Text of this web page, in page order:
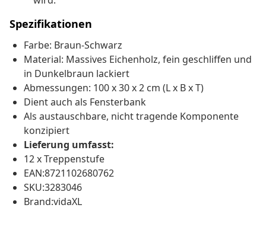
Spezifikationen
Farbe: Braun-Schwarz
Material: Massives Eichenholz, fein geschliffen und
in Dunkelbraun lackiert
Abmessungen: 100 x 30 x 2 cm (L x B x T)
Dient auch als Fensterbank
Als austauschbare, nicht tragende Komponente
konzipiert
Lieferung umfasst:
12 x Treppenstufe
EAN:8721102680762
SKU:3283046
Brand:vidaXL